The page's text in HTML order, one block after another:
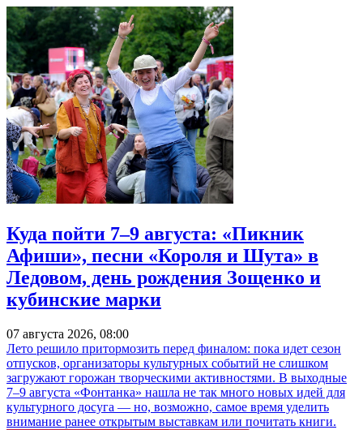
Куда пойти 7–9 августа: «Пикник
Афиши», песни «Короля и Шута» в
Ледовом, день рождения Зощенко и
кубинские марки
07 августа 2026, 08:00
Лето решило притормозить перед финалом: пока идет сезон
отпусков, организаторы культурных событий не слишком
загружают горожан творческими активностями. В выходные
7–9 августа «Фонтанка» нашла не так много новых идей для
культурного досуга — но, возможно, самое время уделить
внимание ранее открытым выставкам или почитать книги.